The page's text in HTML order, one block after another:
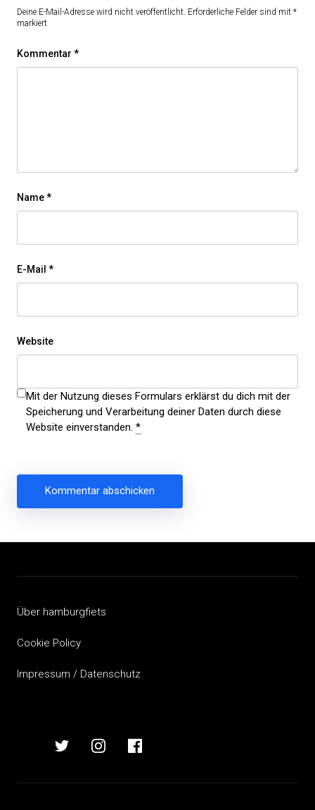
Deine E-Mail-Adresse wird nicht veröffentlicht. Erforderliche Felder sind mit *
markiert
Kommentar *
Name*
E-Mail *
Website
Mit der Nutzung dieses Formulars erklärst du dich mit der
Speicherung und Verarbeitung deiner Daten durch diese
Website einverstanden. *
Über hamburgfiets
Cookie Policy
Impressum / Datenschutz
hamburgfietshamburgfiets
auf
hamburgfiets
auf
hamburgfiets
auf